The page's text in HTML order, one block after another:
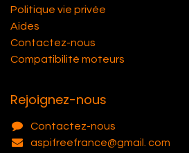
Politique vie privée
Aides
Contactez-nous
Compatibilité moteurs
Rejoignez-nous
Contactez-nous
aspifreefrance@gmail. com